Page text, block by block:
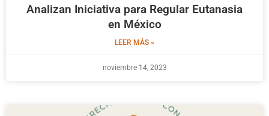
Analizan Iniciativa para Regular Eutanasia
en México
LEER MÁS »
noviembre 14, 2023